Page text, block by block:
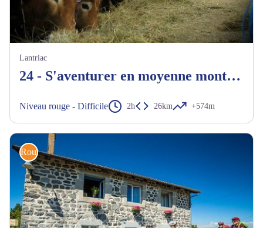
Lantriac
24 - S'aventurer en moyenne montagne
Niveau rouge - Difficile 2h 26km +574m
Route